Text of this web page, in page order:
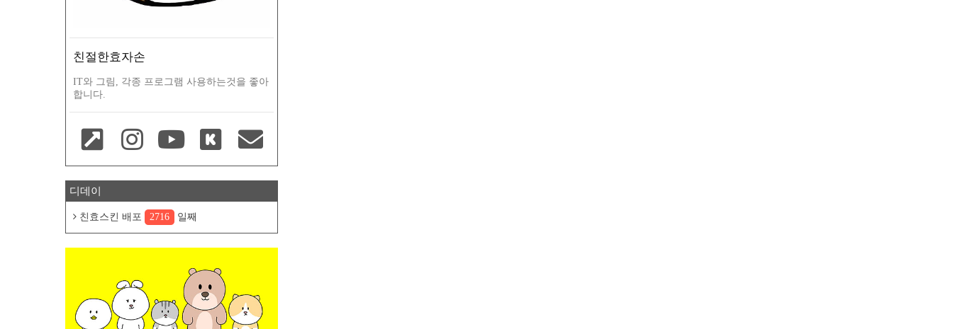
친절한효자손
IT와 그림, 각종 프로그램 사용하는것을 좋아
합니다.
디데이
친효스킨 배포 2716 일째